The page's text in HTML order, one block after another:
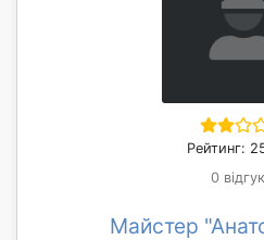
Рейтинг:
0
Майстер